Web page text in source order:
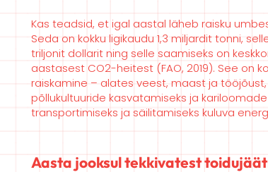
Kas teadsid, et igal aastal läheb raisku
Seda on kokku ligikaudu 1,3 miljardit tonni,
triljonit dollarit ning selle saamiseks on
aastasest CO2-heitest (FAO, 2019). See on
raiskamine – alates veest, maast ja tööjõust,
põllukultuuride kasvatamiseks ja
transportimiseks ja säilitamiseks kuluva
Aasta jooksul tekkivatest